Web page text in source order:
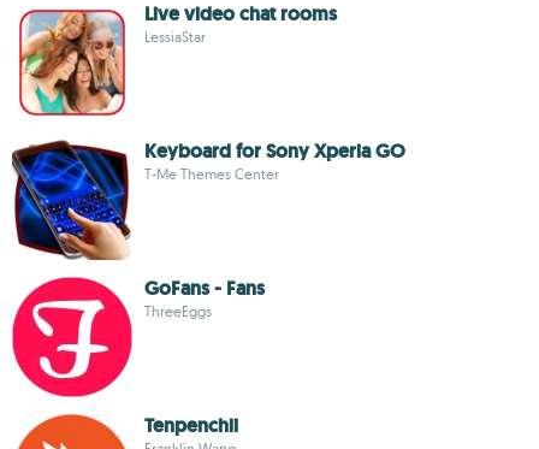
Live video chat rooms
LessiaStar
Keyboard for Sony Xperia GO
T-Me Themes Center
GoFans - Fans
ThreeEggs
Tenpenchii